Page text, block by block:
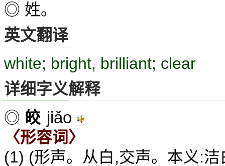
◎ 姓。
英文翻译
white; bright, brilliant; clear
详细字义解释
◎ 皎 jiǎo
〈形容词〉
(1) (形声。从白,交声。本义:洁